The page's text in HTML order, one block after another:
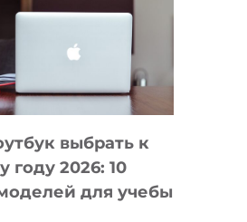
КОТОРЫЕ
СОЗДАВАТЬ
БЕЗ
КОДА выбрать к
году 2026: 10
для учебы